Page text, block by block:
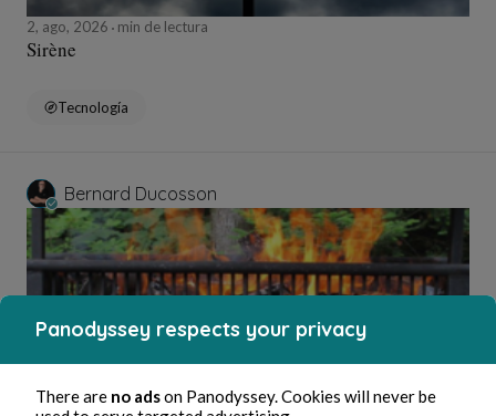
2, ago, 2026 min de lectura
Sirène
Tecnología
Bernard Ducosson
Panodyssey respects your privacy
There are no adson Panodyssey. Cookies will never be